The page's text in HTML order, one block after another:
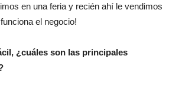
en una feria y recién ahí le vendimos
el negocio!
¿cuáles son las principales